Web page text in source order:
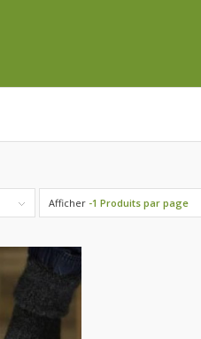
Afficher -1 Produits par page